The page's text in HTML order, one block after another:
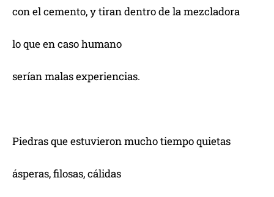
con el cemento, y tiran dentro de la mezcladora
lo que en caso humano
serían malas experiencias.
Piedras que estuvieron mucho tiempo quietas
ásperas, filosas, cálidas